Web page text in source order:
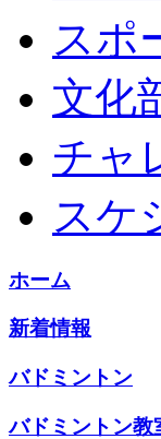
スポ
文化
チャ
スケ
ホーム
新着情報
バドミントン
バドミントン